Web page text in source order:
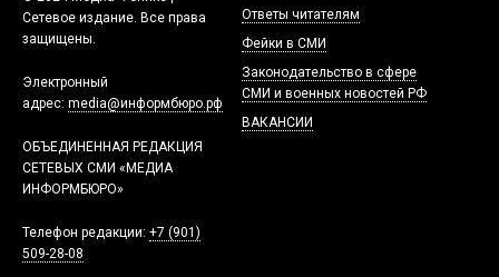
Сетевое издание. Все права
защищены.
Электронный
адрес: media@информбюро.рф
ОБЪЕДИНЕННАЯ РЕДАКЦИЯ
СЕТЕВЫХ СМИ «МЕДИА
ИНФОРМБЮРО»
Телефон редакции: +7 (901)
509-28-08
Ответы читателям
Фейки в СМИ
Законодательство в сфере
СМИ и военных новостей РФ
ВАКАНСИИ